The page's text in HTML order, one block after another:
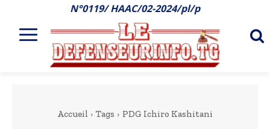
N°0119/ HAAC/02-2024/pl/p
Accueil Tags PDG Ichiro Kashitani